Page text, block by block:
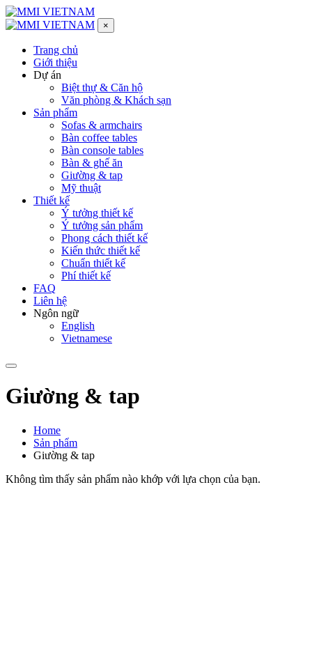
×
Trang chủ
Giới thiệu
Dự án
Biệt thự & Căn hộ
Văn phòng & Khách sạn
Sản phẩm
Sofas & armchairs
Bàn coffee tables
Bàn console tables
Bàn & ghế ăn
Giường & tap
Mỹ thuật
Thiết kế
Ý tưởng thiết kế
Ý tưởng sản phẩm
Phong cách thiết kế
Kiến thức thiết kế
Chuẩn thiết kế
Phí thiết kế
FAQ
Liên hệ
Ngôn ngữ
English
Vietnamese
Giường & tap
Home
Sản phẩm
Giường & tap
Không tìm thấy sản phẩm nào khớp với lựa chọn của bạn.